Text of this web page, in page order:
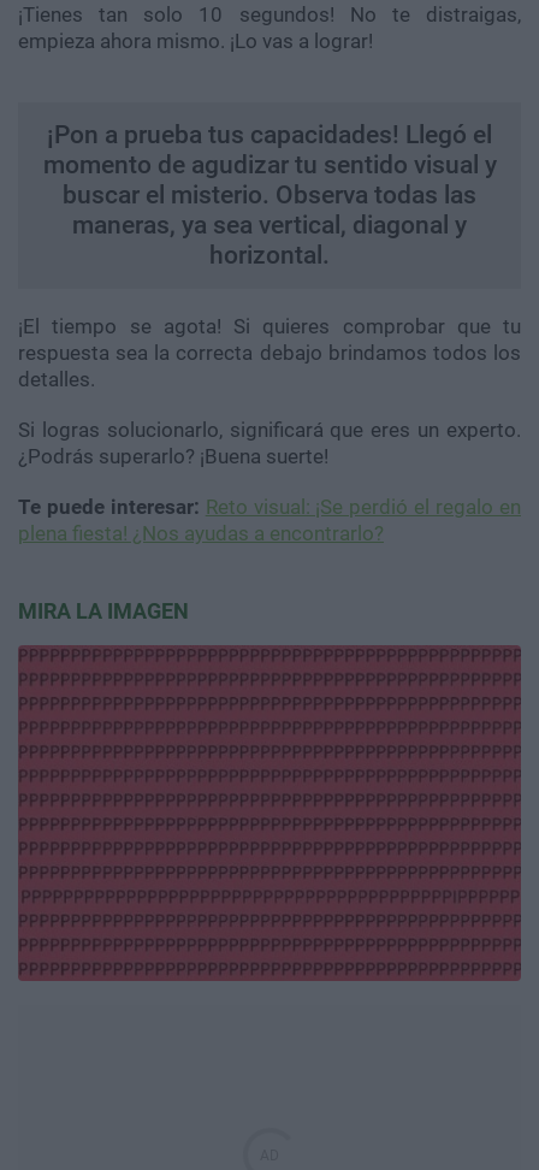
¡Tienes tan solo 10 segundos! No te distraigas,
empieza ahora mismo. ¡Lo vas a lograr!
¡Pon a prueba tus capacidades! Llegó el
momento de agudizar tu sentido visual y
buscar el misterio. Observa todas las
maneras, ya sea vertical, diagonal y
horizontal.
¡El tiempo se agota! Si quieres comprobar que tu
respuesta sea la correcta debajo brindamos todos los
detalles.
Si logras solucionarlo, significará que eres un experto.
¿Podrás superarlo? ¡Buena suerte!
Te puede interesar: Reto visual: ¡Se perdió el regalo en
plena fiesta! ¿Nos ayudas a encontrarlo?
MIRA LA IMAGEN